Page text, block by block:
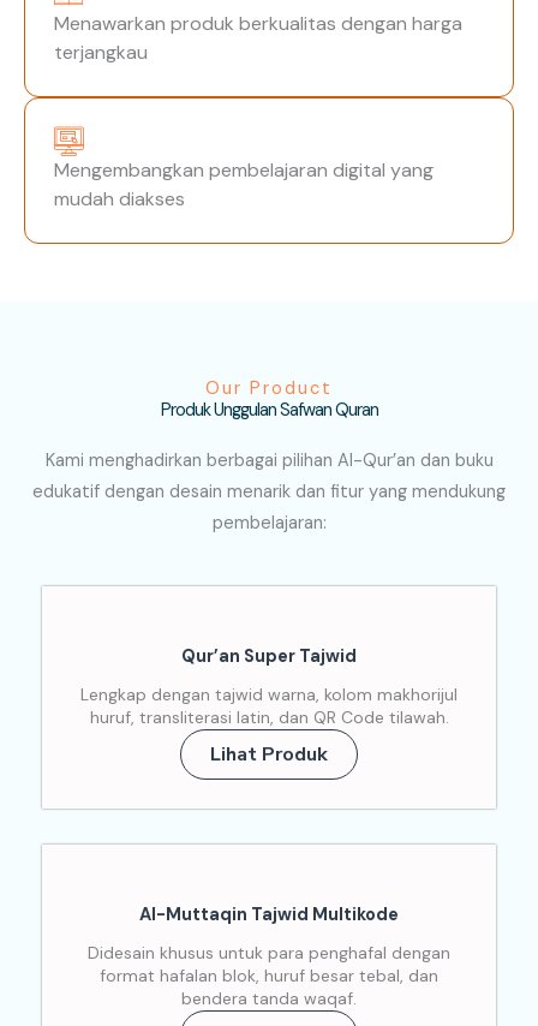
Menawarkan produk berkualitas dengan harga
terjangkau
Mengembangkan pembelajaran digital yang
mudah diakses
Our Product
Produk Unggulan Safwan Quran
Kami menghadirkan berbagai pilihan Al-Qur’an dan buku
edukatif dengan desain menarik dan fitur yang mendukung
pembelajaran:
Qur’an Super Tajwid
Lengkap dengan tajwid warna, kolom makhorijul
huruf, transliterasi latin, dan QR Code tilawah.
Lihat Produk
Al-Muttaqin Tajwid Multikode
Didesain khusus untuk para penghafal dengan
format hafalan blok, huruf besar tebal, dan
bendera tanda waqaf.